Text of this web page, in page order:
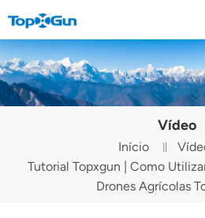
CONTACTE-NOS
English
Русский
Vídeo
Início
Tutorial Topxgun | Como
Drones Agrícolas